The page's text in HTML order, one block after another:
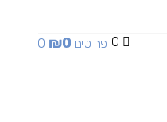
0 0 פריטים ₪0